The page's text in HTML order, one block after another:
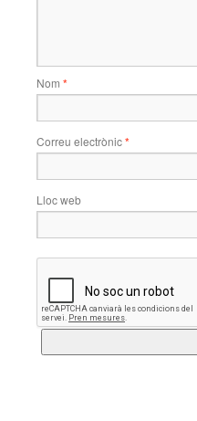
Nom *
Correu electrònic*
Lloc web